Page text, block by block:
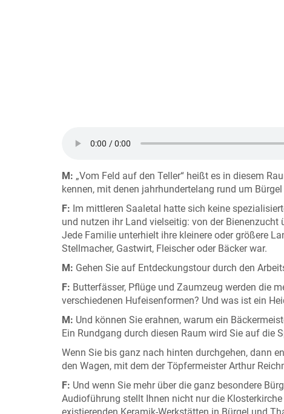
M: „Vom Feld auf den Teller“ heißt es in diesem
kennen, mit denen jahrhundertelang rund um
F: Im mittleren Saaletal hatte sich keine
und nutzen ihr Land vielseitig: von der Bienenzucht
Jede Familie unterhielt ihre kleinere oder größere
Stellmacher, Gastwirt, Fleischer oder Bäcker war.
M: Gehen Sie auf Entdeckungstour durch den
F: Butterfässer, Pflüge und Zaumzeug werden die
verschiedenen Hufeisenformen? Und was ist ein
M: Und können Sie erahnen, warum ein
Ein Rundgang durch diesen Raum wird Sie auf die
Wenn Sie bis ganz nach hinten durchgehen, dann
den Wagen, mit dem der Töpfermeister Arthur
F: Und wenn Sie mehr über die ganz besondere
Audioführung stellt Ihnen nicht nur die